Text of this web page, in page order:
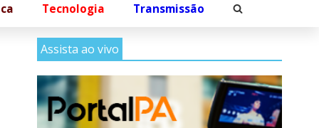
Tecnologia Transmissão
Assista ao vivo